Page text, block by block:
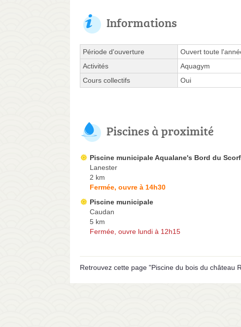
Informations
Période d'ouverture
Ouvert toute
Activités
Aquagym
Cours collectifs
Oui
Piscines à proximité
Piscine municipale Aqualane's Bord du
Lanester
2 km
Fermée, ouvre à 14h30
Piscine municipale
Caudan
5 km
Fermée, ouvre lundi à 12h15
Retrouvez cette page "Piscine du bois du château